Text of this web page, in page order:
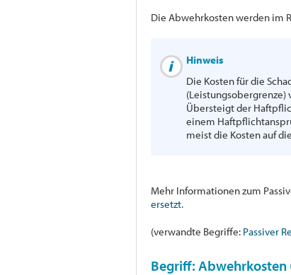
Die Abwehrkosten werden im
Hinweis
Die Kosten für die
(Leistungsobergrenze)
Übersteigt der
einem
meist die Kosten auf
Mehr Informationen zum
ersetzt.
(verwandte Begriffe: Passiver
Begriff: